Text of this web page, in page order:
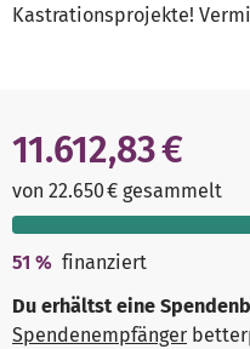
Kastrationsprojekte!
11.612,83 €
von 22.650 € gesammelt
51 % finanziert
Du erhältst eine
Spendenempfänger